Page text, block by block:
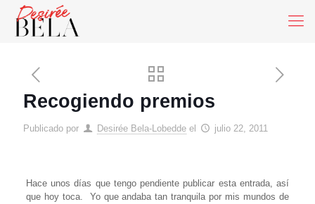
Recogiendo premios
Publicado por Desirée Bela-Lobedde el julio 22, 2011
Hace unos días que tengo pendiente publicar esta entrada, así
que hoy toca. Yo que andaba tan tranquila por mis mundos de